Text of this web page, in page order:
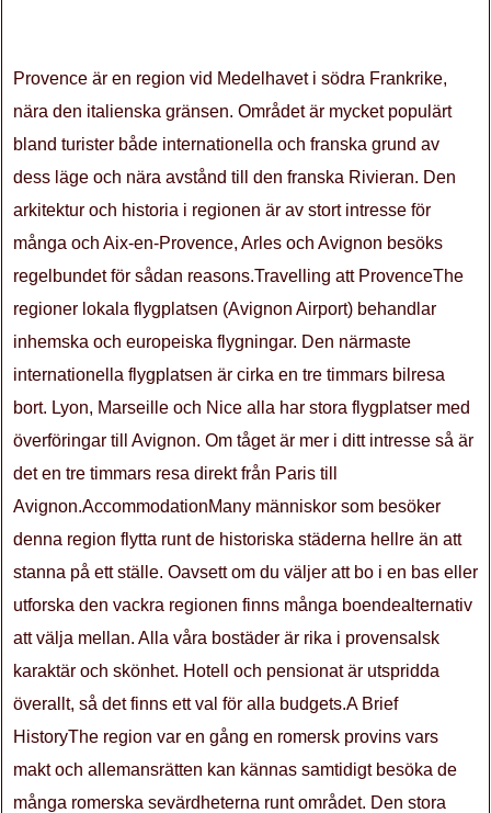
Provence är en region vid Medelhavet i södra Frankrike,
nära den italienska gränsen. Området är mycket populärt
bland turister både internationella och franska grund av
dess läge och nära avstånd till den franska Rivieran. Den
arkitektur och historia i regionen är av stort intresse för
många och Aix-en-Provence, Arles och Avignon besöks
regelbundet för sådan reasons.Travelling att ProvenceThe
regioner lokala flygplatsen (Avignon Airport) behandlar
inhemska och europeiska flygningar. Den närmaste
internationella flygplatsen är cirka en tre timmars bilresa
bort. Lyon, Marseille och Nice alla har stora flygplatser med
överföringar till Avignon. Om tåget är mer i ditt intresse så är
det en tre timmars resa direkt från Paris till
Avignon.AccommodationMany människor som besöker
denna region flytta runt de historiska städerna hellre än att
stanna på ett ställe. Oavsett om du väljer att bo i en bas eller
utforska den vackra regionen finns många boendealternativ
att välja mellan. Alla våra bostäder är rika i provensalsk
karaktär och skönhet. Hotell och pensionat är utspridda
överallt, så det finns ett val för alla budgets.A Brief
HistoryThe region var en gång en romersk provins vars
makt och allemansrätten kan kännas samtidigt besöka de
många romerska sevärdheterna runt området. Den stora